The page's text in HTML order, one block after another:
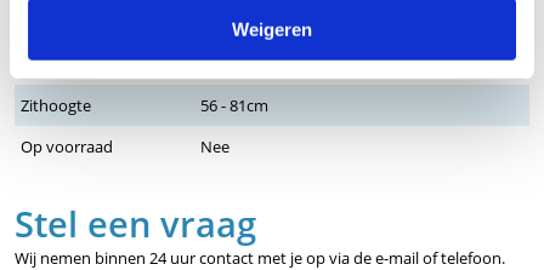
Weigeren
2 jaar
Zithoek
Vast
Zithoogte
56 - 81cm
Op voorraad
Nee
Stel een vraag
Wij nemen binnen 24 uur contact met je op via de e-mail of telefoon.